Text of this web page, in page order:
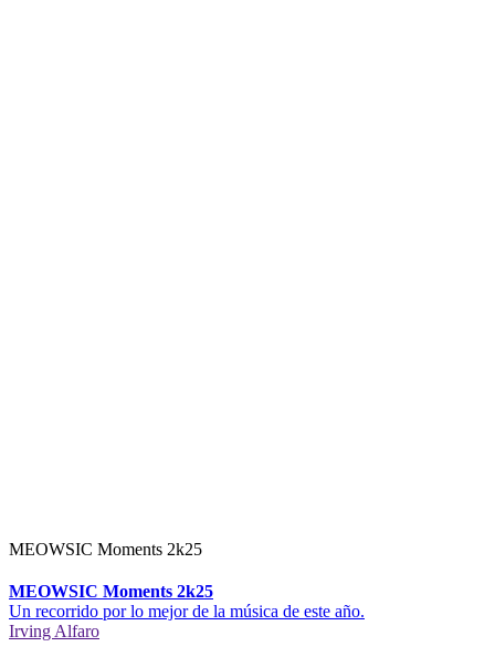
MEOWSIC Moments 2k25
MEOWSIC Moments 2k25
Un recorrido por lo mejor de la música de este año.
Irving Alfaro